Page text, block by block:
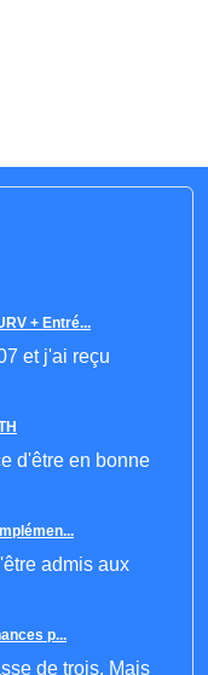
+ Entré...
et j'ai reçu
d'être en bonne
admis aux
p...
de trois. Mais